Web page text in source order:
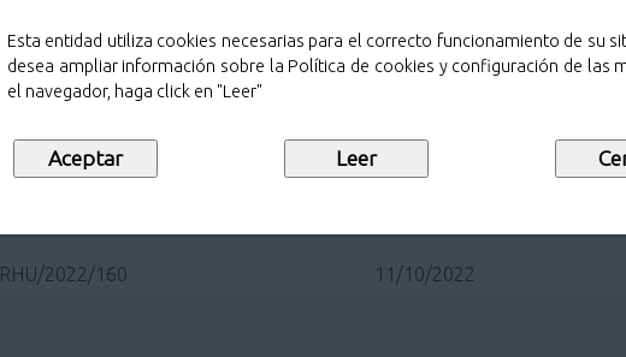
Esta entidad utiliza cookies necesarias para el correcto funcionamiento de su
desea ampliar información sobre la Política de cookies y configuración de las
el navegador, haga click en "Leer"
RHU/2022/160 11/10/2022